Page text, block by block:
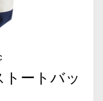
ートバッ